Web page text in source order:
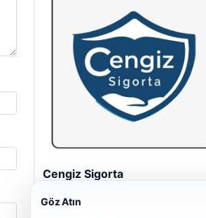
Cengiz Sigorta
Göz Atın